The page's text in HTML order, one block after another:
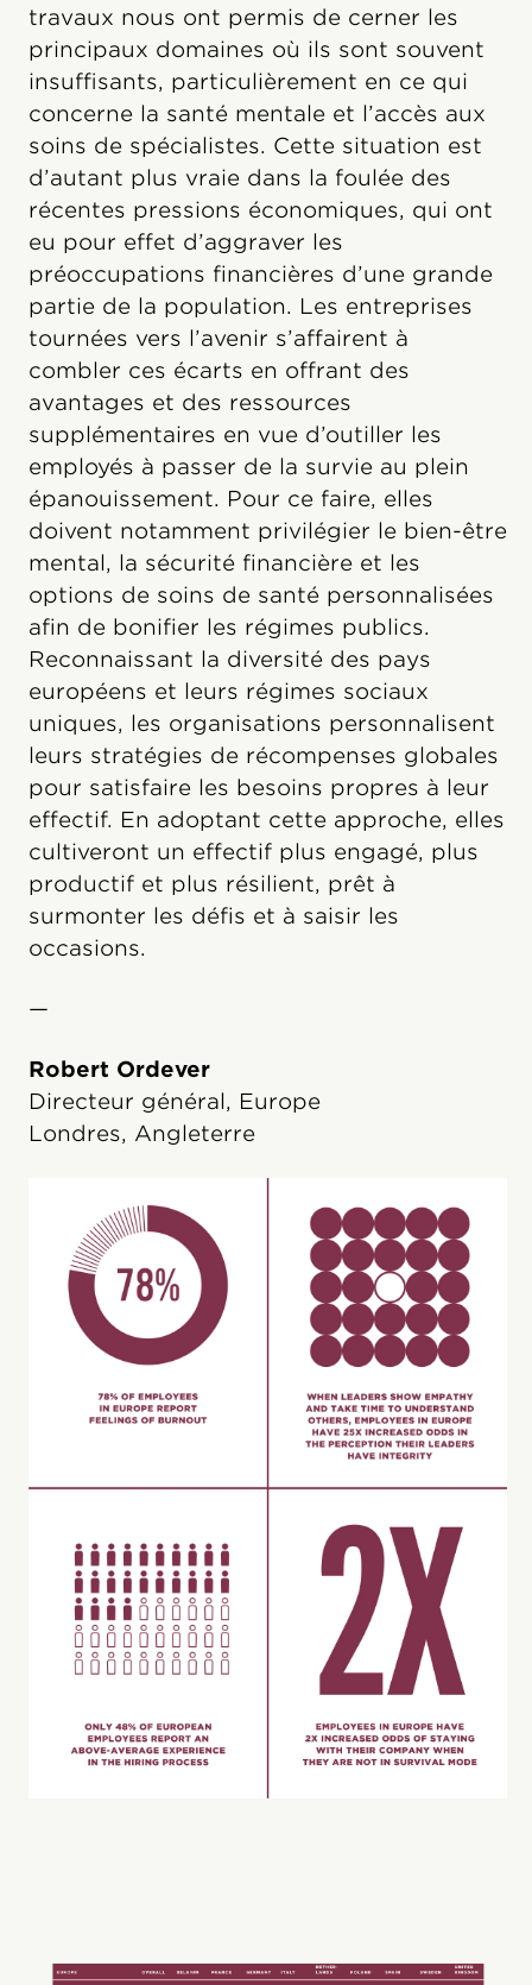
travaux nous ont permis de cerner les
principaux domaines où ils sont souvent
insuffisants, particulièrement en ce qui
concerne la santé mentale et l’accès aux
soins de spécialistes. Cette situation est
d’autant plus vraie dans la foulée des
récentes pressions économiques, qui ont
eu pour effet d’aggraver les
préoccupations financières d’une grande
partie de la population. Les entreprises
tournées vers l’avenir s’affairent à
combler ces écarts en offrant des
avantages et des ressources
supplémentaires en vue d’outiller les
employés à passer de la survie au plein
épanouissement. Pour ce faire, elles
doivent notamment privilégier le bien-être
mental, la sécurité financière et les
options de soins de santé personnalisées
afin de bonifier les régimes publics.
Reconnaissant la diversité des pays
européens et leurs régimes sociaux
uniques, les organisations personnalisent
leurs stratégies de récompenses globales
pour satisfaire les besoins propres à leur
effectif. En adoptant cette approche, elles
cultiveront un effectif plus engagé, plus
productif et plus résilient, prêt à
surmonter les défis et à saisir les
occasions.
—
Robert Ordever
Directeur général, Europe
Londres, Angleterre